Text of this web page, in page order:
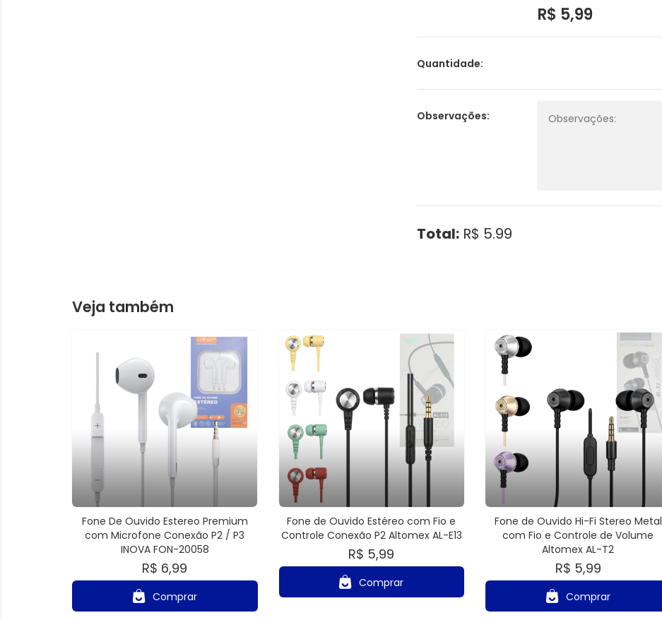
R$ 5,99
Quantidade:
Observações:
Total:R$ 5.99
Veja também
Fone De Ouvido Estereo Premium
com Microfone Conexão P2 / P3
INOVA FON-20058
R$ 6,99
Comprar
Fone de Ouvido Estéreo com Fio e
Controle Conexão P2 Altomex AL-E13
R$ 5,99
Comprar
Fone de Ouvido Hi-Fi Stereo Metal
com Fio e Controle de Volume
Altomex AL-T2
R$ 5,99
Comprar